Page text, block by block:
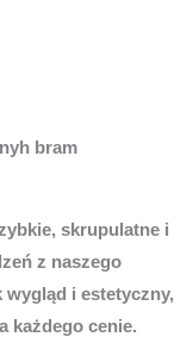
bram
skrupulatne i
z naszego
wygląd i estetyczny,
każdego cenie.